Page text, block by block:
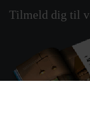
Tilmeld dig til